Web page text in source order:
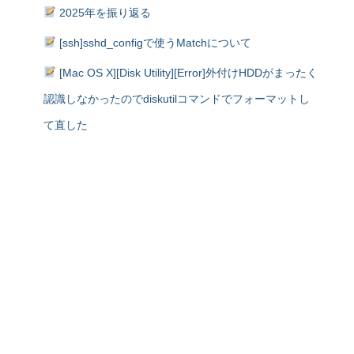
2025年を振り返る
[ssh]sshd_configで使うMatchについて
[Mac OS X][Disk Utility][Error]外付けHDDがまったく
認識しなかったのでdiskutilコマンドでフォーマットし
て直した